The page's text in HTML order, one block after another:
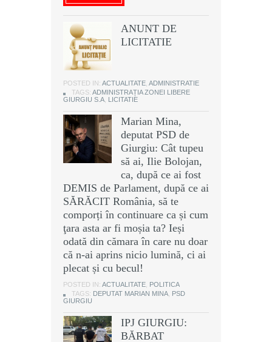
ANUNT DE
LICITATIE
POSTED IN: ACTUALITATE ADMINISTRATIE
TAGS: ADMINISTRAȚIA ZONEI LIBERE
GIURGIU S.A LICITATIE
Marian Mina,
deputat PSD de
Giurgiu: Cât tupeu
să ai, Ilie Bolojan,
ca, după ce ai fost
DEMIS de Parlament, după ce ai
SĂRĂCIT România, să te
comporți în continuare ca și cum
ţara asta ar fi moșia ta? Ieși
odată din cămara în care nu doar
că n-ai aprins nicio lumină, ci ai
plecat și cu becul!
POSTED IN: ACTUALITATE POLITICA
TAGS: DEPUTAT MARIAN MINA PSD
GIURGIU
IPJ GIURGIU:
BĂRBAT